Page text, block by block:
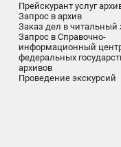
Прейскурант услуг
Запрос в архив
Заказ дел в читальный
Запрос в Справочно-
информационный
федеральных
архивов
Проведение экскурсий